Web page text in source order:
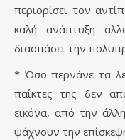
περιορίσει τον
καλή ανάπτυξη
διασπάσει την
* Όσο περνάνε τα
παίκτες της δεν
εικόνα, από την
ψάχνουν την